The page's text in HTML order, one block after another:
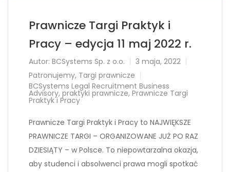
Prawnicze Targi Praktyk i
Pracy – edycja 11 maj 2022 r.
Autor: BCSystems Sp. z o.o.
3 maja, 2022
Patronujemy, Targi prawnicze
BCSystems Legal Recruitment Business
Advisory, praktyki prawnicze, Prawnicze Targi
Praktyk i Pracy
Prawnicze Targi Praktyk i Pracy to NAJWIĘKSZE
PRAWNICZE TARGI – ORGANIZOWANE JUŻ PO RAZ
DZIESIĄTY – w Polsce. To niepowtarzalna okazja,
aby studenci i absolwenci prawa mogli spotkać